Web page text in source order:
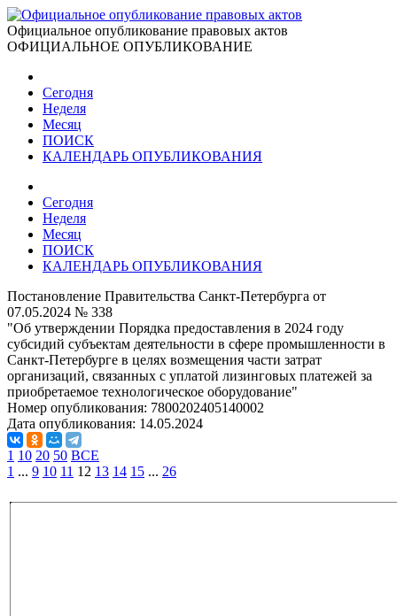
Официальное опубликование правовых актов
ОФИЦИАЛЬНОЕ ОПУБЛИКОВАНИЕ
Сегодня
Неделя
Месяц
ПОИСК
КАЛЕНДАРЬ ОПУБЛИКОВАНИЯ
Сегодня
Неделя
Месяц
ПОИСК
КАЛЕНДАРЬ ОПУБЛИКОВАНИЯ
Постановление Правительства Санкт-Петербурга от
07.05.2024 № 338
"Об утверждении Порядка предоставления в 2024 году
субсидий субъектам деятельности в сфере промышленности в
Санкт-Петербурге в целях возмещения части затрат
организаций, связанных с уплатой лизинговых платежей за
приобретаемое технологическое оборудование"
Номер опубликования: 7800202405140002
Дата опубликования: 14.05.2024
1 10 20 50 ВСЕ
1 ... 9 10 11 12 13 14 15 ... 26